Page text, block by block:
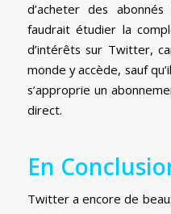
d’acheter des
faudrait étudier la
d’intérêts sur Twitter,
monde y accède, sauf
s’approprie un
direct.
En
Twitter a encore de